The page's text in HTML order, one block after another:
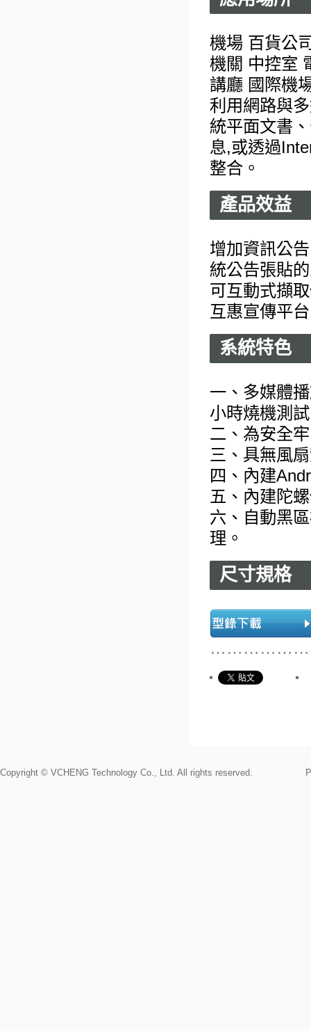
機場 百貨公
機關 中控室
講廳 國際機
利用網路與
統平面文書
息,或透過
整合。
產品效益
增加資訊公
統公告張貼
可互動式擷
互惠宣傳平
系統特色
一、多媒體
小時燒機測
二、為安全
三、具無風
四、內建
五、內建陀
六、自動黑
理。
尺寸規格
Copyright © VCHENG Technology Co., Ltd. All rights